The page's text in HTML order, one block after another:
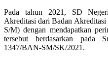
Pada tahun 2021, SD
Akreditasi dari Badan
S/M) dengan mendapatkan
tersebut berdasarkan pada
1347/BAN-SM/SK/2021.